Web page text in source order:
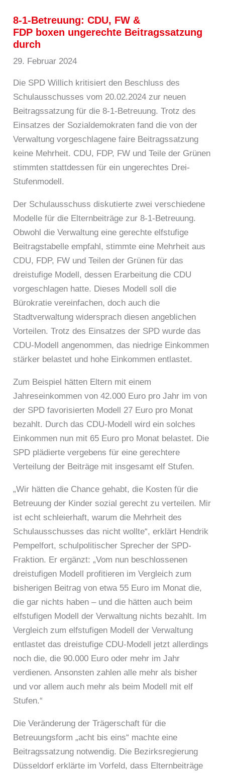
8-1-Betreuung: CDU, FW &
FDP boxen ungerechte Beitragssatzung
durch
29. Februar 2024
Die SPD Willich kritisiert den Beschluss des
Schulausschusses vom 20.02.2024 zur neuen
Beitragssatzung für die 8-1-Betreuung. Trotz des
Einsatzes der Sozialdemokraten fand die von der
Verwaltung vorgeschlagene faire Beitragssatzung
keine Mehrheit. CDU, FDP, FW und Teile der Grünen
stimmten stattdessen für ein ungerechtes Drei-
Stufenmodell.
Der Schulausschuss diskutierte zwei verschiedene
Modelle für die Elternbeiträge zur 8-1-Betreuung.
Obwohl die Verwaltung eine gerechte elfstufige
Beitragstabelle empfahl, stimmte eine Mehrheit aus
CDU, FDP, FW und Teilen der Grünen für das
dreistufige Modell, dessen Erarbeitung die CDU
vorgeschlagen hatte. Dieses Modell soll die
Bürokratie vereinfachen, doch auch die
Stadtverwaltung widersprach diesen angeblichen
Vorteilen. Trotz des Einsatzes der SPD wurde das
CDU-Modell angenommen, das niedrige Einkommen
stärker belastet und hohe Einkommen entlastet.
Zum Beispiel hätten Eltern mit einem
Jahreseinkommen von 42.000 Euro pro Jahr im von
der SPD favorisierten Modell 27 Euro pro Monat
bezahlt. Durch das CDU-Modell wird ein solches
Einkommen nun mit 65 Euro pro Monat belastet. Die
SPD plädierte vergebens für eine gerechtere
Verteilung der Beiträge mit insgesamt elf Stufen.
„Wir hätten die Chance gehabt, die Kosten für die
Betreuung der Kinder sozial gerecht zu verteilen. Mir
ist echt schleierhaft, warum die Mehrheit des
Schulausschusses das nicht wollte“, erklärt Hendrik
Pempelfort, schulpolitischer Sprecher der SPD-
Fraktion. Er ergänzt: „Vom nun beschlossenen
dreistufigen Modell profitieren im Vergleich zum
bisherigen Beitrag von etwa 55 Euro im Monat die,
die gar nichts haben – und die hätten auch beim
elfstufigen Modell der Verwaltung nichts bezahlt. Im
Vergleich zum elfstufigen Modell der Verwaltung
entlastet das dreistufige CDU-Modell jetzt allerdings
noch die, die 90.000 Euro oder mehr im Jahr
verdienen. Ansonsten zahlen alle mehr als bisher
und vor allem auch mehr als beim Modell mit elf
Stufen.“
Die Veränderung der Trägerschaft für die
Betreuungsform „acht bis eins“ machte eine
Beitragssatzung notwendig. Die Bezirksregierung
Düsseldorf erklärte im Vorfeld, dass Elternbeiträge